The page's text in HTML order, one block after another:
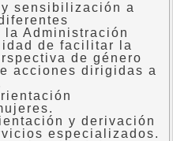
sensibilización a
la Administración
de facilitar la
de género
acciones dirigidas a
y derivación
especializados.